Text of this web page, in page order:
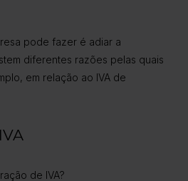
pode fazer é adiar a
diferentes razões pelas quais
em relação ao IVA de
de IVA?